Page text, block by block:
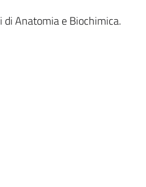
di Anatomia e Biochimica.